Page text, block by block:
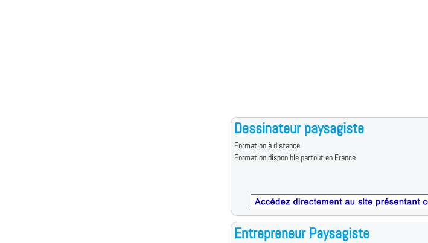
Dessinateur paysagiste
Formation à distance
Formation disponible partout en France
Entrepreneur Paysagiste